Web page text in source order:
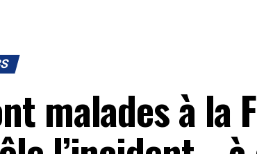
malades à la